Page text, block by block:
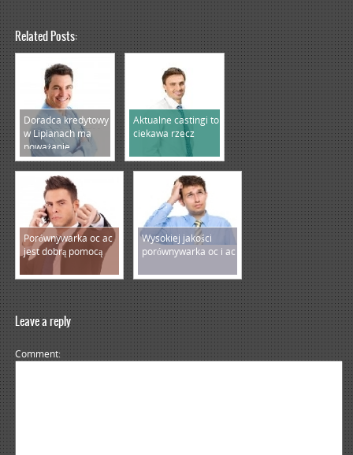
Related Posts:
Doradca kredytowy
w Lipianach ma
poważanie
Aktualne castingi to
ciekawa rzecz
Porównywarka oc ac
jest dobrą pomocą
Wysokiej jakości
porównywarka oc i ac
Leave a reply
Comment